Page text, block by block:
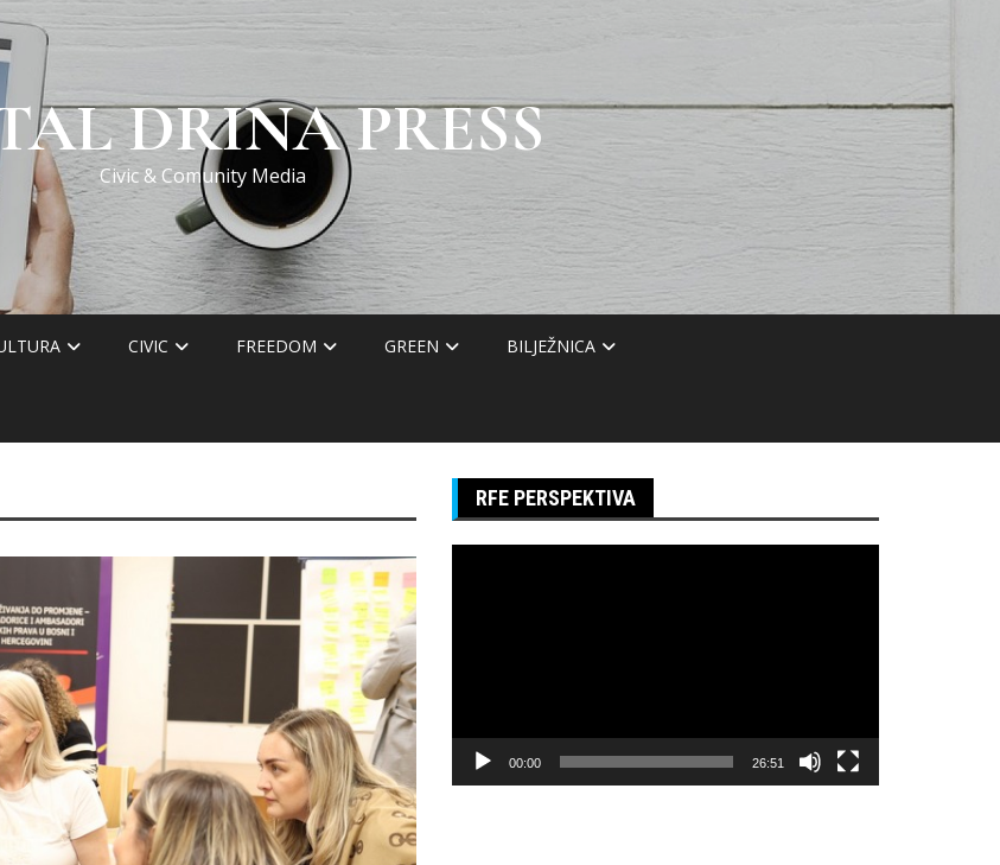
DRINA PRESS
Civic & Comunity Media
CIVIC FREEDOM GREEN BILJEŽNICA
RFE PERSPEKTIVA
00:00 26:51